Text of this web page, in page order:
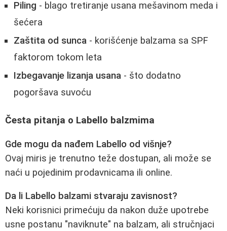
Piling - blago tretiranje usana mešavinom meda i
šećera
Zaštita od sunca - korišćenje balzama sa SPF
faktorom tokom leta
Izbegavanje lizanja usana - što dodatno
pogoršava suvoću
Česta pitanja o Labello balzmima
Gde mogu da nađem Labello od višnje?
Ovaj miris je trenutno teže dostupan, ali može se
naći u pojedinim prodavnicama ili online.
Da li Labello balzami stvaraju zavisnost?
Neki korisnici primećuju da nakon duže upotrebe
usne postanu "naviknute" na balzam, ali stručnjaci